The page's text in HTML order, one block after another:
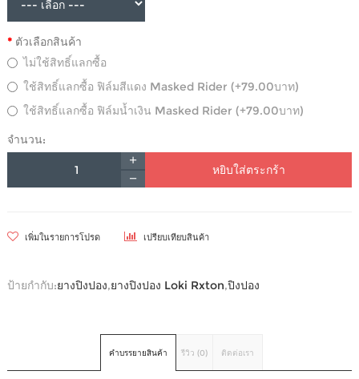
ตัวเลือกสินค้า
ไม่ใช้สิทธิ์แลกซื้อ
ใช้สิทธิ์แลกซื้อ ฟิล์มสีแดง Masked Rider (+79.00บาท)
ใช้สิทธิ์แลกซื้อ ฟิล์มน้ำเงิน Masked Rider (+79.00บาท)
จำนวน:
หยิบใส่ตระกร้า
เพิ่มในรายการโปรด เปรียบเทียบสินค้า
ป้ายกำกับ:ยางปิงปอง,ยางปิงปอง Loki Rxton,ปิงปอง
คำบรรยายสินค้า รีวิว (0) ติดต่อเรา